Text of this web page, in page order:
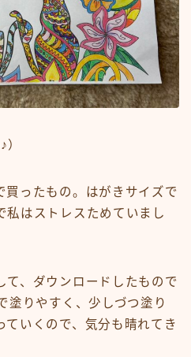
）
買ったもの。はがきサイズで
私はストレスためていまし
て、ダウンロードしたもので
塗りやすく、少しづつ塗り
いくので、気分も晴れてき